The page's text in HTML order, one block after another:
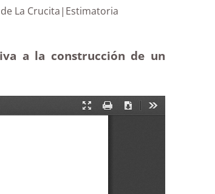
al de La Crucita|Estimatoria
a la construcción de un